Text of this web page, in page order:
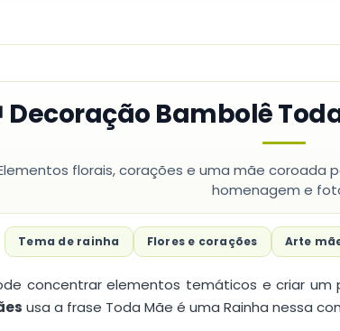
Decoração Bambolê
florais, corações e uma mãe coroada
homenagem e
Tema de rainha Flores e corações Arte
concentrar elementos temáticos e criar
usa a frase Toda Mãe é uma Rainha nessa